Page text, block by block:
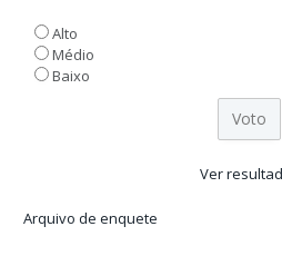
Alto
Médio
Baixo
Ver
Arquivo de enquete